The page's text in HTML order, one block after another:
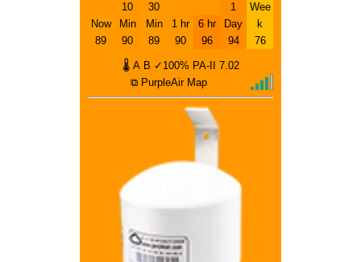
Now
89
10
Min
90
30
Min
89
1 hr
90
6 hr
96
1
Day
94
Wee
k
76
🌡 A B ✓100% PA-II
7.02
⧉ PurpleAir Map